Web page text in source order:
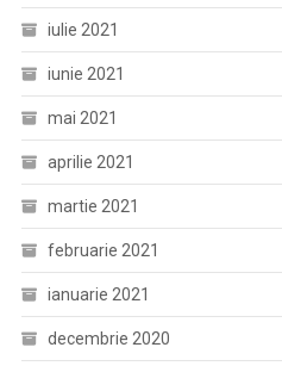
iulie 2021
iunie 2021
mai 2021
aprilie 2021
martie 2021
februarie 2021
ianuarie 2021
decembrie 2020